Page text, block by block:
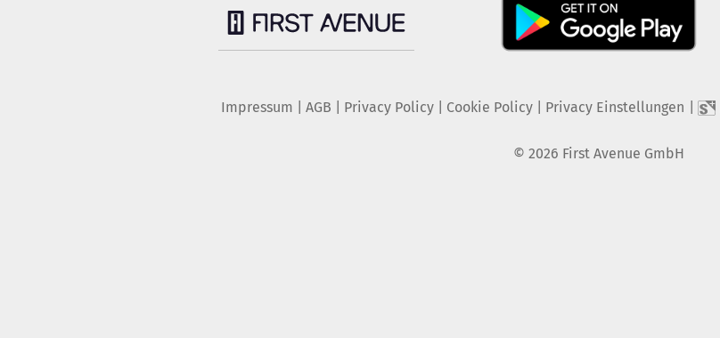
Impressum AGB Privacy Policy| Cookie Policy| Privacy Einstellungen
© 2026 First Avenue GmbH